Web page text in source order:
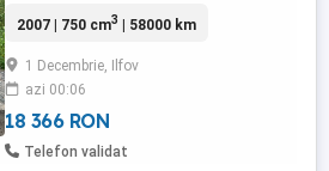
pregătită de sezon. Toba sport MIVV
improvizate) Ofer și toba originală
Kawasaki Suport de număr original inclus
Motorul funcționează impecabil, ...
2007 | 750 cm3 | 58000 km
1 Decembrie, Ilfov
azi 00:06
18 366 RON
Telefon validat